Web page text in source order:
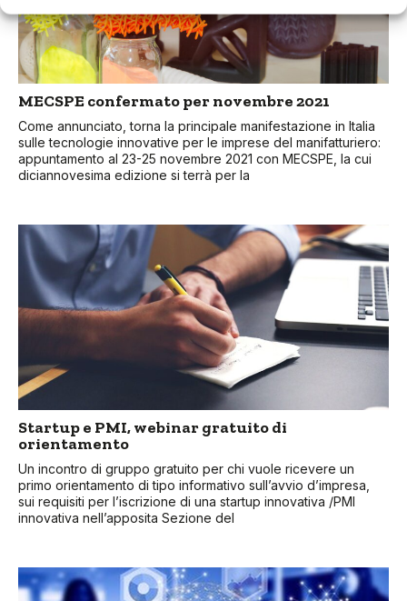
MECSPE confermato per novembre 2021
Come annunciato, torna la principale manifestazione in Italia
sulle tecnologie innovative per le imprese del manifatturiero:
appuntamento al 23-25 novembre 2021 con MECSPE, la cui
diciannovesima edizione si terrà per la
Startup e PMI, webinar gratuito di
orientamento
Un incontro di gruppo gratuito per chi vuole ricevere un
primo orientamento di tipo informativo sull’avvio d’impresa,
sui requisiti per l’iscrizione di una startup innovativa /PMI
innovativa nell’apposita Sezione del